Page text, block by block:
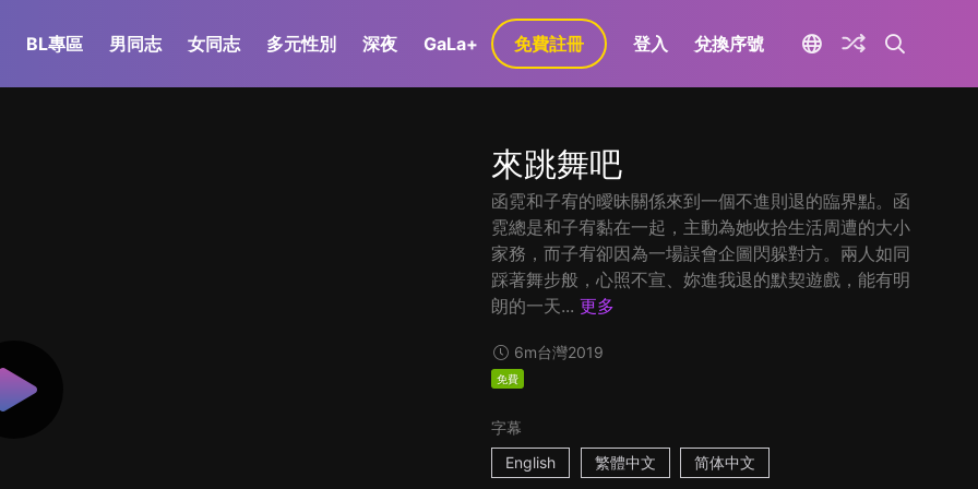
BL專區 男同志 女同志 多元性別 深夜 GaLa+ 免費註冊 登入 兌換序號
來跳舞吧
函霓和子宥的曖昧關係來到一個不進則退的臨界點。函
霓總是和子宥黏在一起，主動為她收拾生活周遭的大小
家務，而子宥卻因為一場誤會企圖閃躲對方。兩人如同
踩著舞步般，心照不宣、妳進我退的默契遊戲，能有明
朗的一天... 更多
6m台灣2019
免費
字幕
English
繁體中文 简体中文